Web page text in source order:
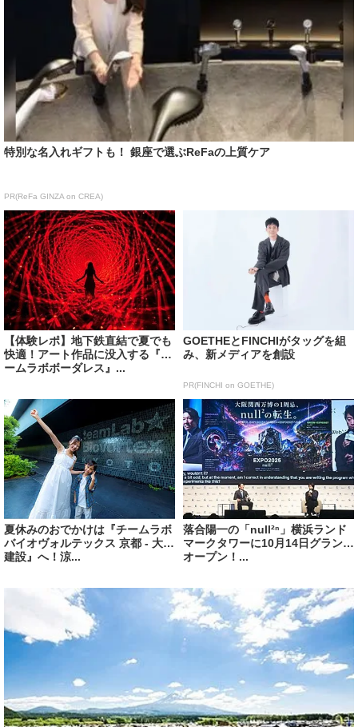
特別な名入れギフトも！ 銀座で選ぶReFaの上質ケア
PR(ReFa GINZA on CREA)
【体験レポ】地下鉄直結で夏でも
快適！アート作品に没入する『チ
ームラボボーダレス』...
GOETHEとFINCHIがタッグを組
み、新メディアを創設
PR(FINCHI on GOETHE)
夏休みのおでかけは『チームラボ
バイオヴォルテックス 京都 - 大成
建設』へ！涼...
落合陽一の「null²ⁿ」横浜ランド
マークタワーに10月14日グランド
オープン！...